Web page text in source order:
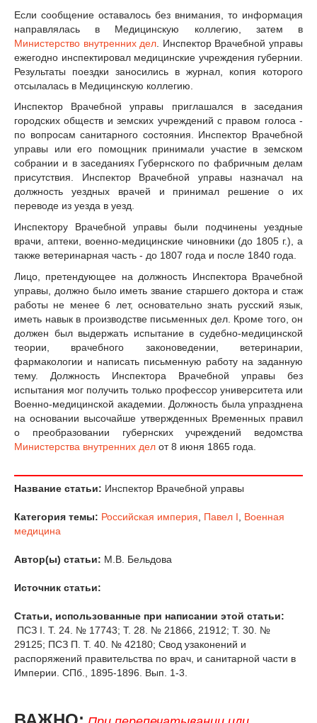
Если сообщение оставалось без внимания, то информация
направлялась в Медицинскую коллегию, затем в
Министерство внутренних дел . Инспектор Врачебной управы
ежегодно инспектировал медицинские учреждения губернии.
Результаты поездки заносились в журнал, копия которого
отсылалась в Медицинскую коллегию.
Инспектор Врачебной управы приглашался в заседания
городских обществ и земских учреждений с правом голоса -
по вопросам санитарного состояния. Инспектор Врачебной
управы или его помощник принимали участие в земском
собрании и в заседаниях Губернского по фабричным делам
присутствия. Инспектор Врачебной управы назначал на
должность уездных врачей и принимал решение о их
переводе из уезда в уезд.
Инспектору Врачебной управы были подчинены уездные
врачи, аптеки, военно-медицинские чиновники (до 1805 г.), а
также ветеринарная часть - до 1807 года и после 1840 года.
Лицо, претендующее на должность Инспектора Врачебной
управы, должно было иметь звание старшего доктора и стаж
работы не менее 6 лет, основательно знать русский язык,
иметь навык в производстве письменных дел. Кроме того, он
должен был выдержать испытание в судебно-медицинской
теории, врачебного законоведении, ветеринарии,
фармакологии и написать письменную работу на заданную
тему. Должность Инспектора Врачебной управы без
испытания мог получить только профессор университета или
Военно-медицинской академии. Должность была упразднена
на основании высочайше утвержденных Временных правил
о преобразовании губернских учреждений ведомства
Министерства внутренних дел от 8 июня 1865 года.
Название статьи: Инспектор Врачебной управы
Категория темы: Российская империя Павел I
Военная
медицина
Автор(ы) статьи: M.B. Бельдова
Источник статьи:
Статьи, использованные при написании этой статьи:
ПСЗ I. Т. 24. № 17743; Т. 28. № 21866, 21912; Т. 30. №
29125; ПСЗ П. Т. 40. № 42180; Свод узаконений и
распоряжений правительства по врач, и санитарной части в
Империи. СПб., 1895-1896. Вып. 1-3.